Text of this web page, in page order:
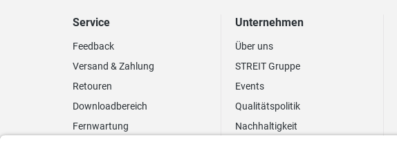
Service
Feedback
Versand & Zahlung
Retouren
Downloadbereich
Fernwartung
Unternehmen
Über uns
STREIT Gruppe
Events
Qualitätspolitik
Nachhaltigkeit